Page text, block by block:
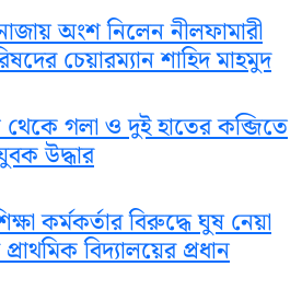
অংশ নিলেন নীলফামারী
চেয়ারম্যান শাহিদ মাহমুদ
গলা ও দুই হাতের কব্জিতে
উদ্ধার
কর্মকর্তার বিরুদ্ধে ঘুষ নেয়া
বিদ্যালয়ের প্রধান